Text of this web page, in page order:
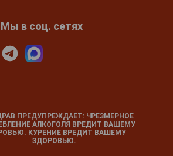
Мы в соц. сетях
ПРЕДУПРЕЖДАЕТ: ЧРЕЗМЕРНОЕ
АЛКОГОЛЯ ВРЕДИТ ВАШЕМУ
КУРЕНИЕ ВРЕДИТ ВАШЕМУ
ЗДОРОВЬЮ.